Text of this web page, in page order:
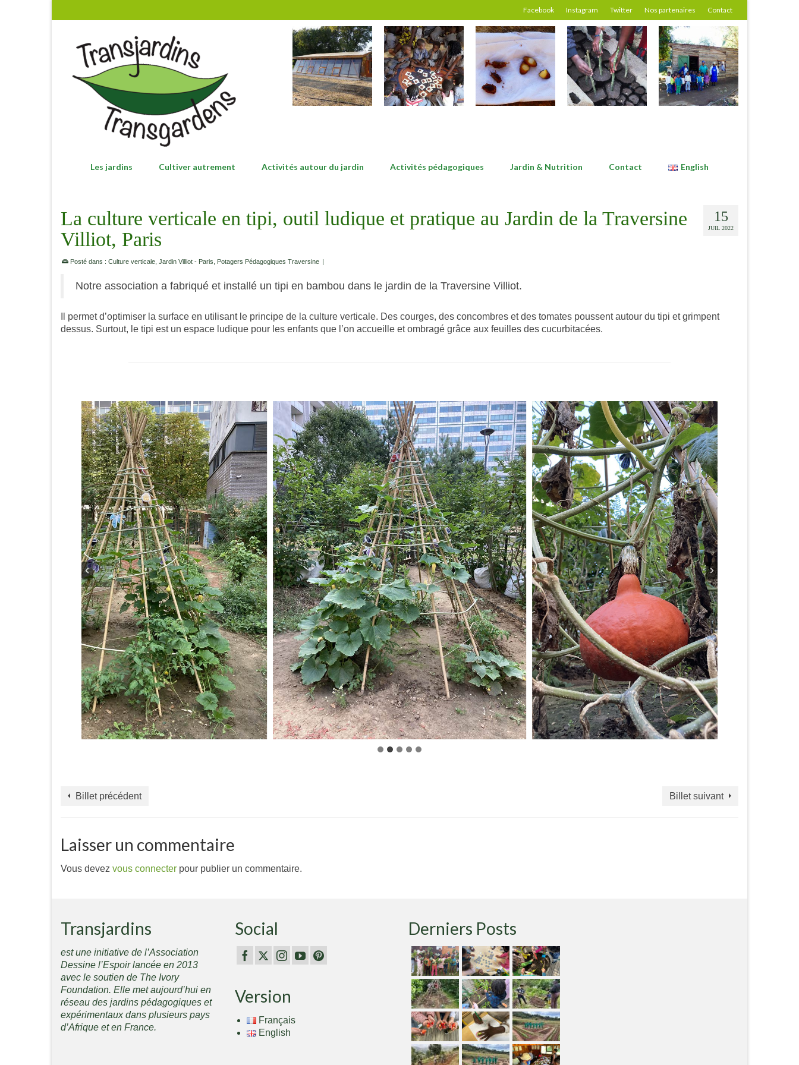
Facebook Instagram Twitter Nos partenaires Contact
Les jardins Cultiver autrement Activités autour du jardin Activités pédagogiques Jardin & Nutrition Contact English
15
JUIL 2022
La culture verticale en tipi, outil ludique et pratique au Jardin de la Traversine
Villiot, Paris
Posté dans : Culture verticale Jardin Villiot - Paris Potagers Pédagogiques Traversine |
Notre association a fabriqué et installé un tipi en bambou dans le jardin de la Traversine Villiot.
Il permet d’optimiser la surface en utilisant le principe de la culture verticale. Des courges, des concombres et des tomates poussent autour du tipi et grimpent
dessus. Surtout, le tipi est un espace ludique pour les enfants que l’on accueille et ombragé grâce aux feuilles des cucurbitacées.
Billet précédent Billet suivant
Laisser un commentaire
Vous devez vous connecter pour publier un commentaire.
Transjardins
est une initiative de l’Association
Dessine l’Espoir lancée en 2013
avec le soutien de The Ivory
Foundation. Elle met aujourd’hui en
réseau des jardins pédagogiques et
expérimentaux dans plusieurs pays
d’Afrique et en France.
Social
Version
Français
English
Derniers Posts